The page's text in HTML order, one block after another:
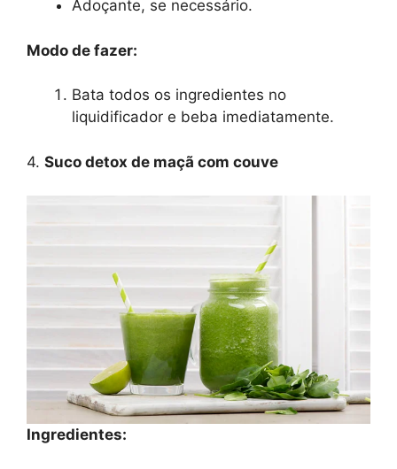
Adoçante, se necessário.
Modo de fazer:
Bata todos os ingredientes no
liquidificador e beba imediatamente.
4. Suco detox de maçã com couve
Ingredientes: